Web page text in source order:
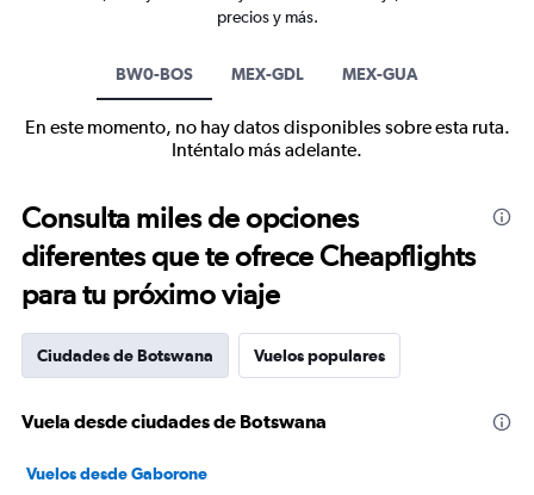
precios y más.
BW0-BOS MEX-GDL MEX-GUA
En este momento, no hay datos disponibles sobre esta ruta.
Inténtalo más adelante.
Consulta miles de opciones
diferentes que te ofrece Cheapflights
para tu próximo viaje
Ciudades de Botswana Vuelos populares
Vuela desde ciudades de Botswana
Vuelos desde Gaborone